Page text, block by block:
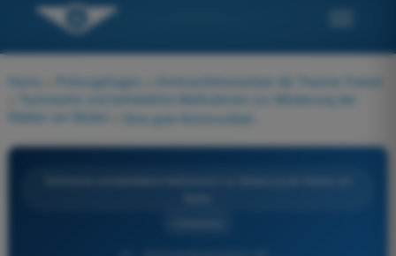
Home Prüfungsfragen
Drohnenführerschein A2 Theorie-Trainer
Technische und betriebliche Maßnahmen zur Minderung der
Risiken am Boden